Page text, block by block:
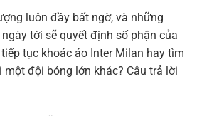
luôn đầy bất ngờ, và những
tới sẽ quyết định số phận của
tục khoác áo Inter Milan hay tìm
đội bóng lớn khác? Câu trả lời